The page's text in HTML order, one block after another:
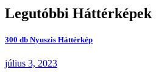
Legutóbbi Háttérképek
300 db Nyuszis Háttérkép
július 3, 2023